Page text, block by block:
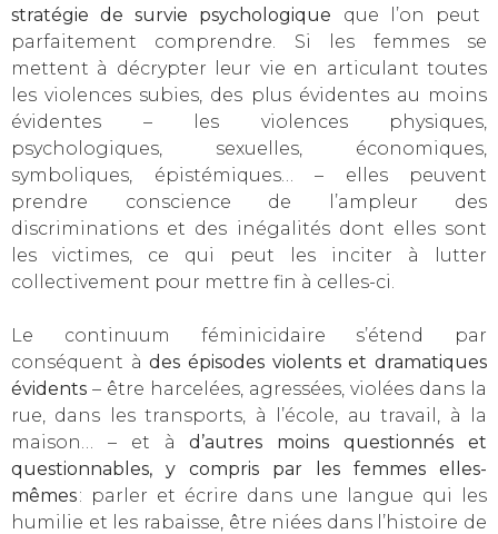
stratégie de survie psychologique que l’on peut
parfaitement comprendre. Si les femmes se
mettent à décrypter leur vie en articulant toutes
les violences subies, des plus évidentes au moins
évidentes – les violences physiques,
psychologiques, sexuelles, économiques,
symboliques, épistémiques… – elles peuvent
prendre conscience de l’ampleur des
discriminations et des inégalités dont elles sont
les victimes, ce qui peut les inciter à lutter
collectivement pour mettre fin à celles-ci.
Le continuum féminicidaire s’étend par
conséquent àdes épisodes violents et dramatiques
évidents – être harcelées, agressées, violées dans la
rue, dans les transports, à l’école, au travail, à la
maison… – et àd’autres moins questionnés et
questionnables, y compris par les femmes elles-
mêmes: parler et écrire dans une langue qui les
humilie et les rabaisse, être niées dans l’histoire de